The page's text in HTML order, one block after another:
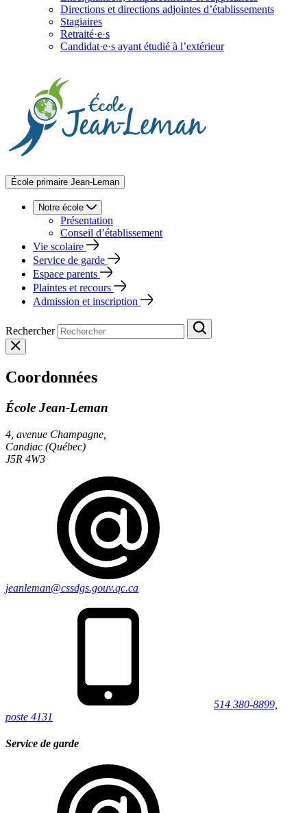
Directions et directions adjointes d’établissements
Stagiaires
Retraité·e·s
Candidat·e·s ayant étudié à l’extérieur
École primaire Jean-Leman
Notre école
Présentation
Conseil d’établissement
Vie scolaire
Service de garde
Espace parents
Plaintes et recours
Admission et inscription
Rechercher
Coordonnées
École Jean-Leman
4, avenue Champagne,
Candiac (Québec)
J5R 4W3
jeanleman@cssdgs.gouv.qc.ca
514 380-8899,
poste 4131
Service de garde